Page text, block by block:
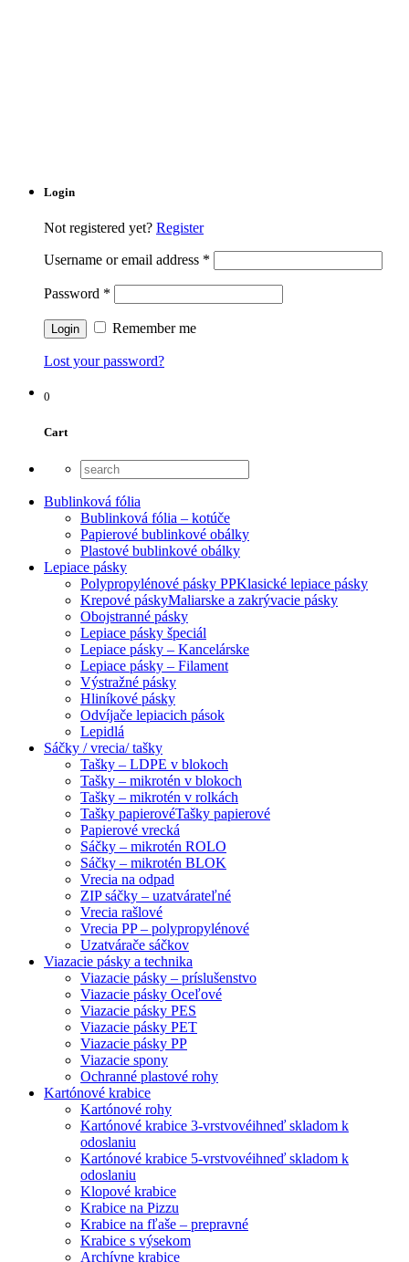
Login
Not registered yet? Register
Username or email address *
Password *
Remember me
Lost your password?
0
Cart
Bublinková fólia
Bublinková fólia – kotúče
Papierové bublinkové obálky
Plastové bublinkové obálky
Lepiace pásky
Polypropylénové pásky PPKlasické lepiace pásky
Krepové páskyMaliarske a zakrývacie pásky
Obojstranné pásky
Lepiace pásky špeciál
Lepiace pásky – Kancelárske
Lepiace pásky – Filament
Výstražné pásky
Hliníkové pásky
Odvíjače lepiacich pások
Lepidlá
Sáčky / vrecia/ tašky
Tašky – LDPE v blokoch
Tašky – mikrotén v blokoch
Tašky – mikrotén v rolkách
Tašky papierovéTašky papierové
Papierové vrecká
Sáčky – mikrotén ROLO
Sáčky – mikrotén BLOK
Vrecia na odpad
ZIP sáčky – uzatvárateľné
Vrecia rašlové
Vrecia PP – polypropylénové
Uzatvárače sáčkov
Viazacie pásky a technika
Viazacie pásky – príslušenstvo
Viazacie pásky Oceľové
Viazacie pásky PES
Viazacie pásky PET
Viazacie pásky PP
Viazacie spony
Ochranné plastové rohy
Kartónové krabice
Kartónové rohy
Kartónové krabice 3-vrstvovéihneď skladom k
odoslaniu
Kartónové krabice 5-vrstvovéihneď skladom k
odoslaniu
Klopové krabice
Krabice na Pizzu
Krabice na fľaše – prepravné
Krabice s výsekom
Archívne krabice